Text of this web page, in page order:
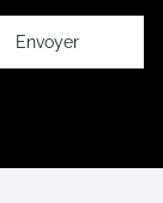
Envoyer